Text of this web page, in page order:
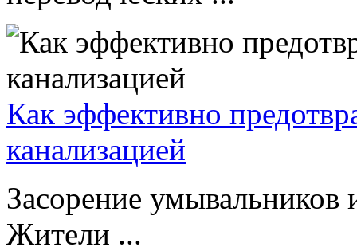
Как эффективно
канализацией
Засорение умывальников
Жители ...